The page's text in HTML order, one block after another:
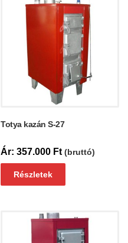
Totya kazán S-27
357.000 Ft (bruttó)
Részletek